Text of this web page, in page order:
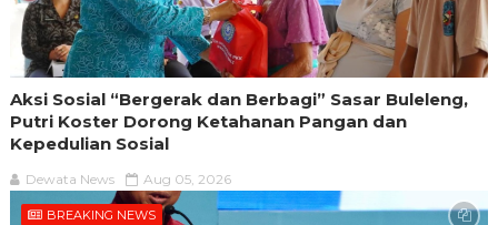
Aksi Sosial “Bergerak dan Berbagi” Sasar Buleleng,
Putri Koster Dorong Ketahanan Pangan dan
Kepedulian Sosial
Dewata News Aug 05, 2026
BREAKING NEWS